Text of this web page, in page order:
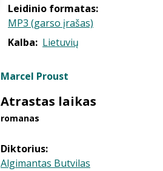
Leidinio formatas:
MP3 (garso įrašas)
Kalba: Lietuvių
Marcel Proust
Atrastas laikas
romanas
Diktorius:
Algimantas Butvilas